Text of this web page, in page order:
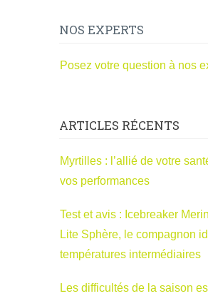
NOS EXPERTS
Posez votre question à nos
ARTICLES RÉCENTS
Myrtilles : l’allié de votre
vos performances
Test et avis : Icebreaker
Lite Sphère, le compagnon
températures intermédiaires
Les difficultés de la saison